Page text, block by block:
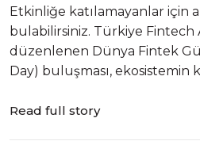
Etkinliğe katılamayanlar için
bulabilirsiniz. Türkiye Fintech
düzenlenen Dünya Fintek
Day) buluşması, ekosistemin
başlıklarını aynı zeminde
Read full story